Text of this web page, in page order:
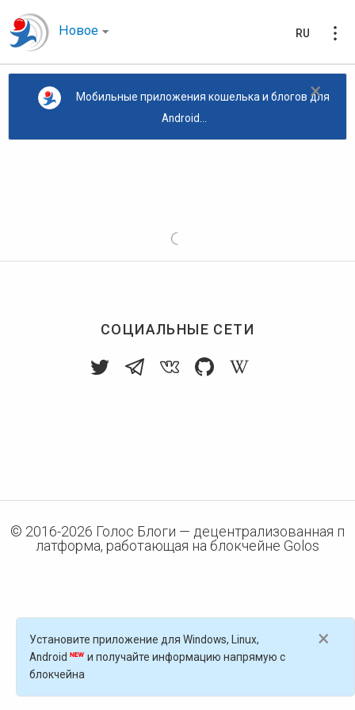
Новое RU
×
Мобильные приложения кошелька и блогов для
Android...
СОЦИАЛЬНЫЕ СЕТИ
© 2016-2026 Голос Блоги — децентрализованная п
латформа, работающая на блокчейне Golos
×
Установите приложение для Windows, Linux,
Android
и получайте информацию напрямую с
блокчейна